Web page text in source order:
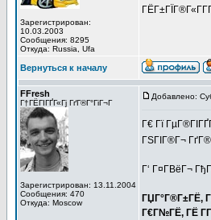
Зарегистрирован:
10.03.2003
Сообщения: 8295
Откуда: Russia, Ufa
Вернуться к началу
FFresh
Г†ГЁГІГҐГ«Гј ГґГ®Г°ГіГ¬Г
Зарегистрирован: 13.11.2004
Сообщения: 470
Откуда: Moscow
Добавлено:
Г€ Гї
ГЅГІГ®Г¬
Г‘ Г¤Г­ВёГ¬
ГЏГ°Г®Г±ГЁ,
Г€Г№ГЁ, ГЁ